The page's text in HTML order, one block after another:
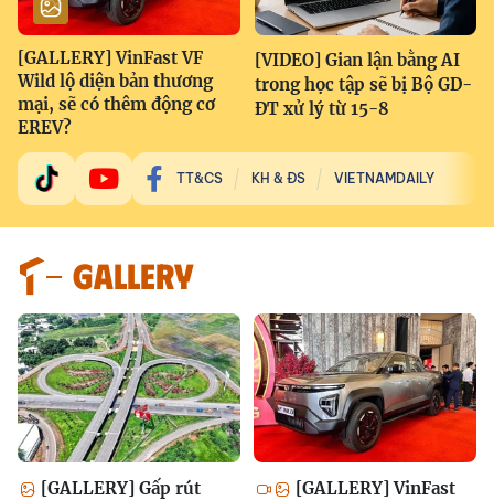
[GALLERY] VinFast VF
Wild lộ diện bản thương
mại, sẽ có thêm động cơ
EREV?
[VIDEO] Gian lận bằng AI
trong học tập sẽ bị Bộ GD-
ĐT xử lý từ 15-8
TT&CS KH & ĐS VIETNAMDAILY
GALLERY
[GALLERY] Gấp rút
[GALLERY] VinFast